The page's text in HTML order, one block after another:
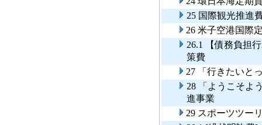
25 国際観光推進
26 米子空港国際
26.1 【債務負担
策費
27 「行きたいと
28 「ようこそよ
進事業
29 スポーツツー